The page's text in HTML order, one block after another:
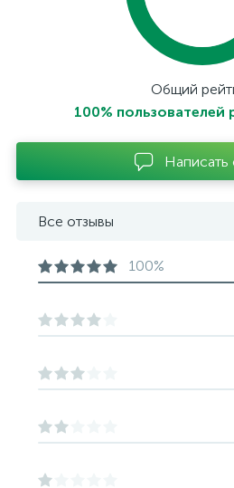
Общий
100%
Написать
Все отзывы
100%